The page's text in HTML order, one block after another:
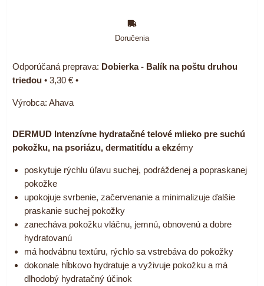
Doručenia
Dobierka - Balík na poštu druhou
triedou • 3,30 € •
Výrobca: Ahava
DERMUD Intenzívne hydratačné telové mlieko pre suchú
pokožku, na psoriázu, dermatitídu a ekzémy
poskytuje rýchlu úľavu suchej, podráždenej a popraskanej
pokožke
upokojuje svrbenie, začervenanie a minimalizuje ďalšie
praskanie suchej pokožky
zanecháva pokožku vláčnu, jemnú, obnovenú a dobre
hydratovanú
má hodvábnu textúru, rýchlo sa vstrebáva do pokožky
dokonale hĺbkovo hydratuje a vyživuje pokožku a má
dlhodobý hydratačný účinok